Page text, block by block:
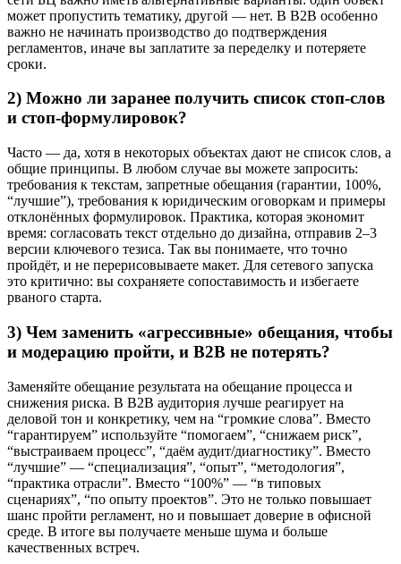
может пропустить тематику, другой — нет. В B2B особенно
важно не начинать производство до подтверждения
регламентов, иначе вы заплатите за переделку и потеряете
сроки.
2) Можно ли заранее получить список стоп-слов
и стоп-формулировок?
Часто — да, хотя в некоторых объектах дают не список слов, а
общие принципы. В любом случае вы можете запросить:
требования к текстам, запретные обещания (гарантии, 100%,
“лучшие”), требования к юридическим оговоркам и примеры
отклонённых формулировок. Практика, которая экономит
время: согласовать текст отдельно до дизайна, отправив 2–3
версии ключевого тезиса. Так вы понимаете, что точно
пройдёт, и не перерисовываете макет. Для сетевого запуска
это критично: вы сохраняете сопоставимость и избегаете
рваного старта.
3) Чем заменить «агрессивные» обещания, чтобы
и модерацию пройти, и B2B не потерять?
Заменяйте обещание результата на обещание процесса и
снижения риска. В B2B аудитория лучше реагирует на
деловой тон и конкретику, чем на “громкие слова”. Вместо
“гарантируем” используйте “помогаем”, “снижаем риск”,
“выстраиваем процесс”, “даём аудит/диагностику”. Вместо
“лучшие” — “специализация”, “опыт”, “методология”,
“практика отрасли”. Вместо “100%” — “в типовых
сценариях”, “по опыту проектов”. Это не только повышает
шанс пройти регламент, но и повышает доверие в офисной
среде. В итоге вы получаете меньше шума и больше
качественных встреч.